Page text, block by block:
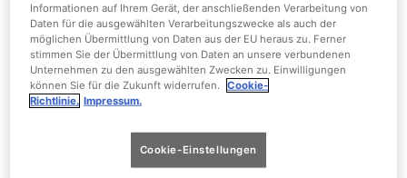
Bottrop-Kirchhellen, 6. November 2025
Wenn die Tage kälter werden und die Abende länger,
Ho-Hollywood. Die dritte Saison des Events „Movie Park’s
Hollywood Christmas“ läutet auch in diesem Jahr den
Informationen auf Ihrem Gerät, der anschließenden Verarbeitung von
Daten für die ausgewählten Verarbeitungszwecke als auch der
möglichen Übermittlung von Daten aus der EU heraus zu. Ferner
stimmen Sie der Übermittlung von Daten an unsere verbundenen
Unternehmen zu den ausgewählten Zwecken zu. Einwilligungen
können Sie für die Zukunft widerrufen.
Cookie-
Richtlinie. Impressum.
Cookie-Einstellungen